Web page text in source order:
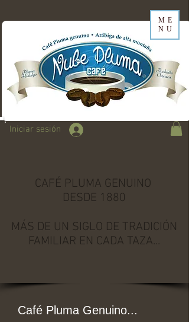
CAFÉ PLUMA GENUINO
DESDE 1880
MÁS DE UN SIGLO DE TRADICIÓN
FAMILIAR EN CADA TAZA...
ME
NU
Iniciar sesión
Café Pluma Genuino...